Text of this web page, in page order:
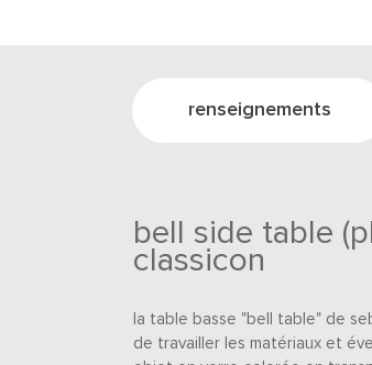
renseignements
bell side table
classicon
la table basse "bell table" de
de travailler les matériaux et